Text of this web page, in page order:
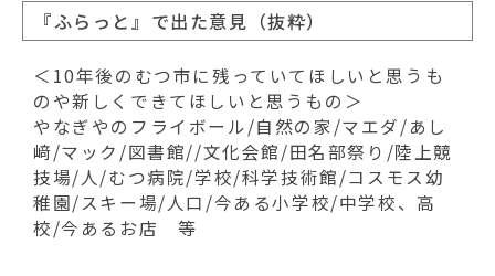
『ふらっと』で出た意見（抜粋）
＜10年後のむつ市に残っていてほしいと思うも
のや新しくできてほしいと思うもの＞
やなぎやのフライボール/自然の家/マエダ/あし
﨑/マック/図書館//文化会館/田名部祭り/陸上競
技場/人/むつ病院/学校/科学技術館/コスモス幼
稚園/スキー場/人口/今ある小学校/中学校、高
校/今あるお店 等